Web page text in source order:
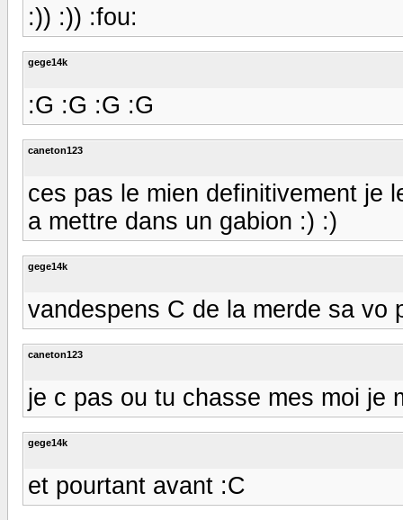
:)) :)) :fou:
gege14k
:G :G :G :G
caneton123
ces pas le mien definitivement je
a mettre dans un gabion :) :)
gege14k
vandespens C de la merde sa vo
caneton123
je c pas ou tu chasse mes moi je
gege14k
et pourtant avant :C